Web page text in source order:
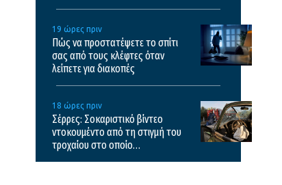
19 ώρες πριν
Πώς να προστατέψετε το σπίτι
σας από τους κλέφτες όταν
λείπετε για διακοπές
18 ώρες πριν
Σέρρες: Σοκαριστικό βίντεο
ντοκουμέντο από τη στιγμή του
τροχαίου στο οποίο